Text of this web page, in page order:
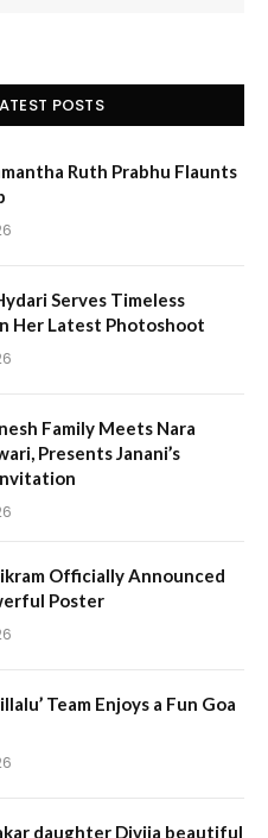
POSTS
Ruth Prabhu Flaunts
Serves Timeless
Her Latest Photoshoot
Family Meets Nara
Presents Janani’s
Officially Announced
Poster
Team Enjoys a Fun Goa
daughter Divija beautiful